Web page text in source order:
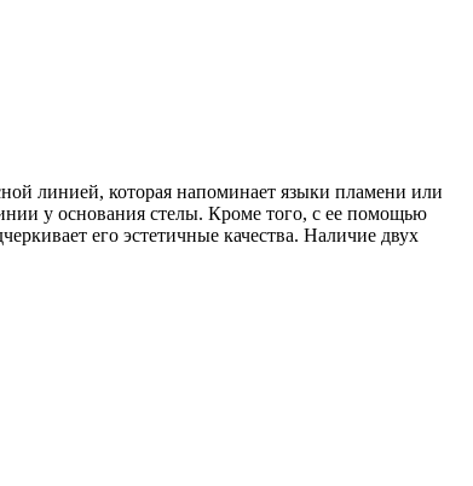
линией, которая напоминает языки пламени или
у основания стелы. Кроме того, с ее помощью
его эстетичные качества. Наличие двух